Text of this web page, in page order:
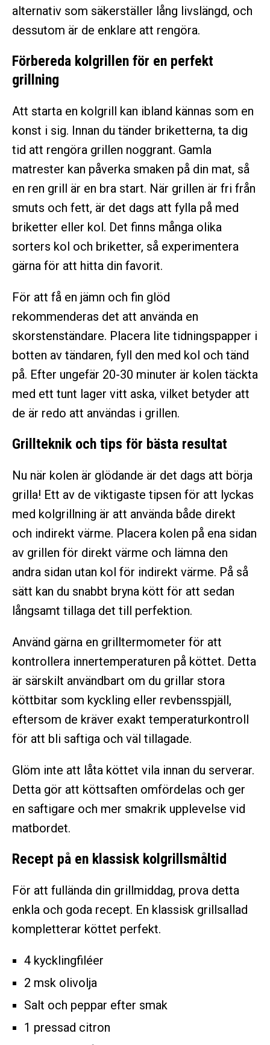
alternativ som säkerställer lång livslängd, och
dessutom är de enklare att rengöra.
Förbereda kolgrillen för en perfekt
grillning
Att starta en kolgrill kan ibland kännas som en
konst i sig. Innan du tänder briketterna, ta dig
tid att rengöra grillen noggrant. Gamla
matrester kan påverka smaken på din mat, så
en ren grill är en bra start. När grillen är fri från
smuts och fett, är det dags att fylla på med
briketter eller kol. Det finns många olika
sorters kol och briketter, så experimentera
gärna för att hitta din favorit.
För att få en jämn och fin glöd
rekommenderas det att använda en
skorstenständare. Placera lite tidningspapper i
botten av tändaren, fyll den med kol och tänd
på. Efter ungefär 20-30 minuter är kolen täckta
med ett tunt lager vitt aska, vilket betyder att
de är redo att användas i grillen.
Grillteknik och tips för bästa resultat
Nu när kolen är glödande är det dags att börja
grilla! Ett av de viktigaste tipsen för att lyckas
med kolgrillning är att använda både direkt
och indirekt värme. Placera kolen på ena sidan
av grillen för direkt värme och lämna den
andra sidan utan kol för indirekt värme. På så
sätt kan du snabbt bryna kött för att sedan
långsamt tillaga det till perfektion.
Använd gärna en grilltermometer för att
kontrollera innertemperaturen på köttet. Detta
är särskilt användbart om du grillar stora
köttbitar som kyckling eller revbensspjäll,
eftersom de kräver exakt temperaturkontroll
för att bli saftiga och väl tillagade.
Glöm inte att låta köttet vila innan du serverar.
Detta gör att köttsaften omfördelas och ger
en saftigare och mer smakrik upplevelse vid
matbordet.
Recept på en klassisk kolgrillsmåltid
För att fullända din grillmiddag, prova detta
enkla och goda recept. En klassisk grillsallad
kompletterar köttet perfekt.
4 kycklingfiléer
2 msk olivolja
Salt och peppar efter smak
1 pressad citron